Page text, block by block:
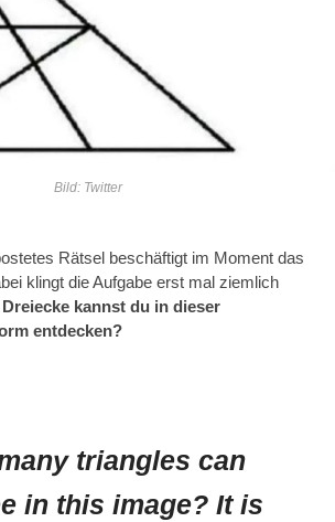
Bild: Twitter
Rätsel beschäftigt im Moment das
klingt die Aufgabe erst mal ziemlich
kannst du in dieser
entdecken?
triangles can
in this image? It is